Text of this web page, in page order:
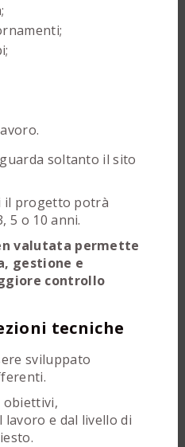
soltanto il sito
il progetto potrà
5 o 10 anni.
valutata permette
gestione e
controllo
tecniche
sviluppato
obiettivi,
e dal livello di